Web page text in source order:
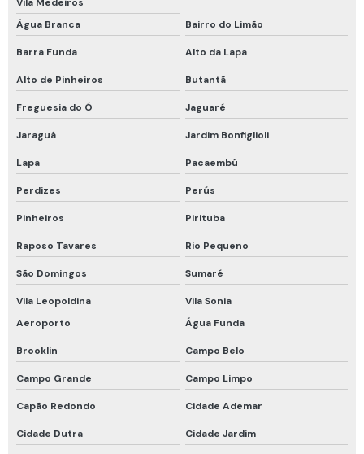
Maca mamute rígida
Macacão de proteção química
Manutenção de cilindros de ar respirável
Manutenção de detector de gases
Máscara de fuga
Máscara de fuga drager
Máscara de fuga mina subterrânea
Proteção em altura cinto de segurança
Proteção química tipo 5 e 6
Proteção respiratória
Proteção respiratória drager
Proteção respiratória para espaço confinado
Vila Medeiros
Água Branca
Bairro do Limão
Barra Funda Alto da Lapa
Alto de Pinheiros Butantã
Freguesia do Ó Jaguaré
Jaraguá Jardim Bonfiglioli
Lapa Pacaembú
Perdizes Perús
Pinheiros Pirituba
Raposo Tavares Rio Pequeno
São Domingos Sumaré
Vila Leopoldina
Vila Sonia
Aeroporto
Água Funda
Brooklin Campo Belo
Campo Grande Campo Limpo
Capão Redondo Cidade Ademar
Cidade Dutra Cidade Jardim